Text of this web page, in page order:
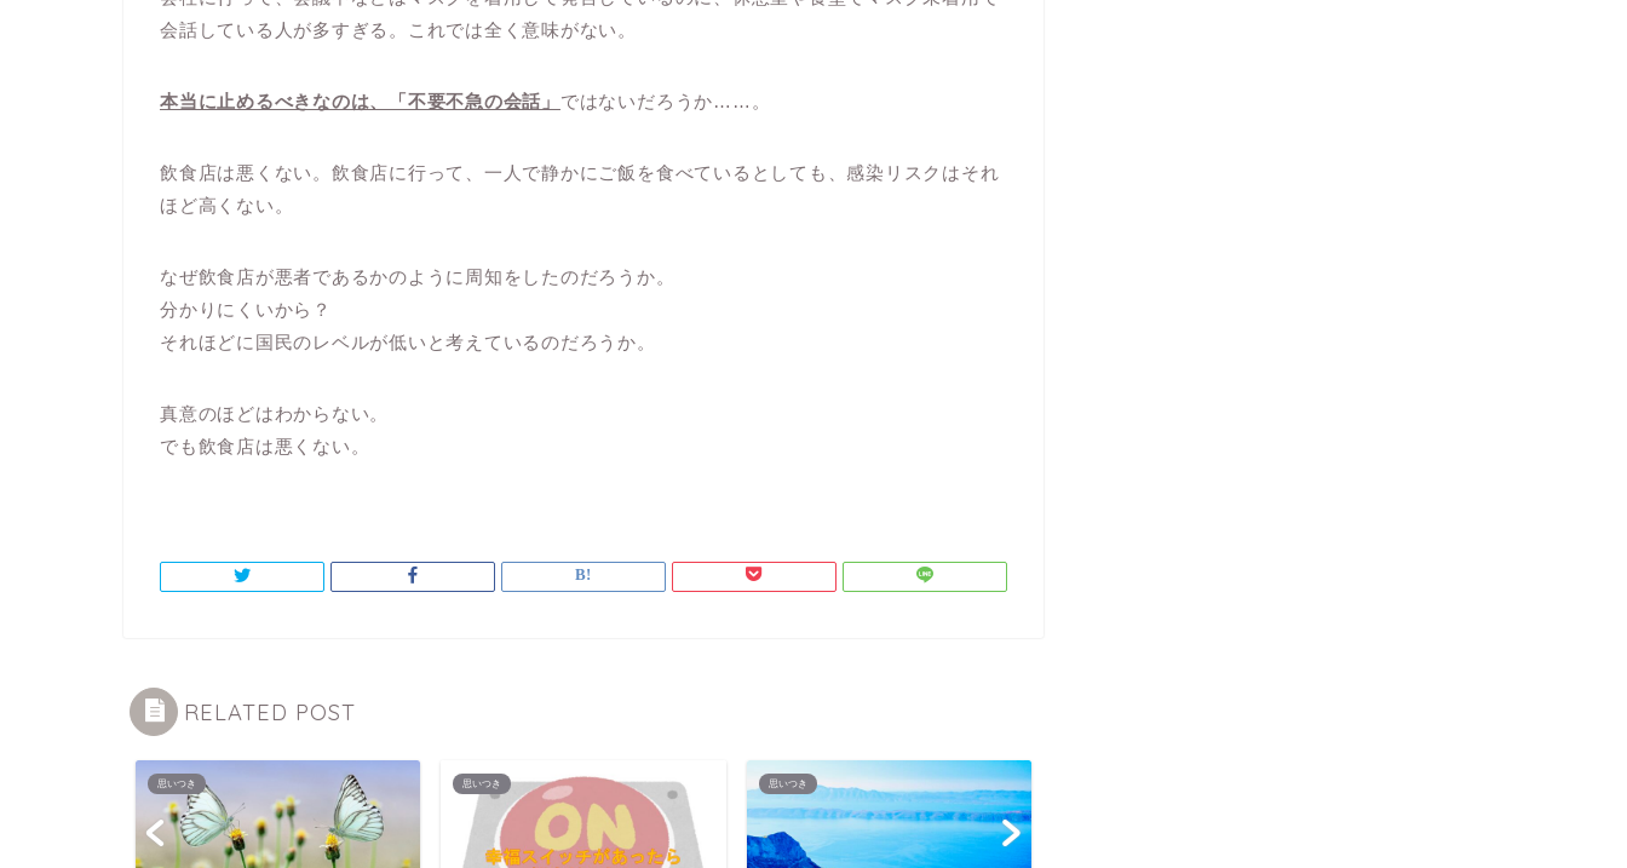
会話している人が多すぎる。これでは全く意味がない。
本当に止めるべきなのは、「不要不急の会話」 ではないだろうか……。
飲食店は悪くない。飲食店に行って、一人で静かにご飯を食べているとしても、感染リスクはそれ
ほど高くない。
なぜ飲食店が悪者であるかのように周知をしたのだろうか。
分かりにくいから？
それほどに国民のレベルが低いと考えているのだろうか。
真意のほどはわからない。
でも飲食店は悪くない。
RELATED POST
思いつき 思いつき 思いつき